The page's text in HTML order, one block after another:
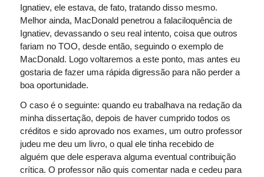
Ignatiev, ele estava, de fato, tratando disso mesmo.
Melhor ainda, MacDonald penetrou a falaciloquência de
Ignatiev, devassando o seu real intento, coisa que outros
fariam no TOO, desde então, seguindo o exemplo de
MacDonald. Logo voltaremos a este ponto, mas antes eu
gostaria de fazer uma rápida digressão para não perder a
boa oportunidade.
O caso é o seguinte: quando eu trabalhava na redação da
minha dissertação, depois de haver cumprido todos os
créditos e sido aprovado nos exames, um outro professor
judeu me deu um livro, o qual ele tinha recebido de
alguém que dele esperava alguma eventual contribuição
crítica. O professor não quis comentar nada e cedeu para